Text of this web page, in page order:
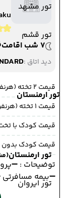
تور مشهد
تور قشم
تور ارمنستان
تور ارمنستان
تور ایروان
7 شب اقامت
دید اتاق :
قیمت 2 تخته (هرنفر)
قیمت 1 تخته (هرنفر)
قیمت کودک با
قیمت کودک بدون
توضیحات :
➖بیمه